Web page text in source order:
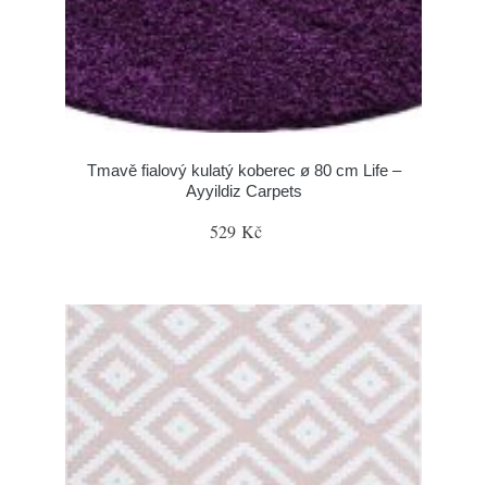
Tmavě fialový kulatý koberec ø 80 cm Life –
Ayyildiz Carpets
529 Kč